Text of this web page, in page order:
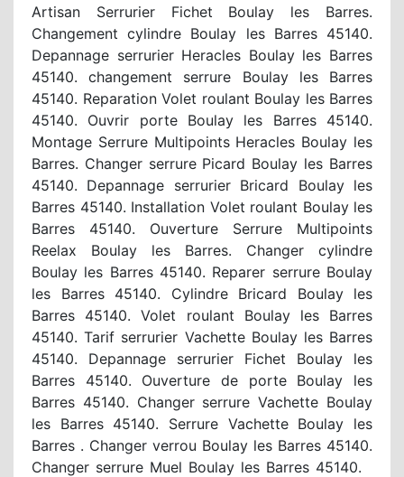
Artisan Serrurier Fichet Boulay les Barres.
Changement cylindre Boulay les Barres 45140.
Depannage serrurier Heracles Boulay les Barres
45140. changement serrure Boulay les Barres
45140. Reparation Volet roulant Boulay les Barres
45140. Ouvrir porte Boulay les Barres 45140.
Montage Serrure Multipoints Heracles Boulay les
Barres. Changer serrure Picard Boulay les Barres
45140. Depannage serrurier Bricard Boulay les
Barres 45140. Installation Volet roulant Boulay les
Barres 45140. Ouverture Serrure Multipoints
Reelax Boulay les Barres. Changer cylindre
Boulay les Barres 45140. Reparer serrure Boulay
les Barres 45140. Cylindre Bricard Boulay les
Barres 45140. Volet roulant Boulay les Barres
45140. Tarif serrurier Vachette Boulay les Barres
45140. Depannage serrurier Fichet Boulay les
Barres 45140. Ouverture de porte Boulay les
Barres 45140. Changer serrure Vachette Boulay
les Barres 45140. Serrure Vachette Boulay les
Barres . Changer verrou Boulay les Barres 45140.
Changer serrure Muel Boulay les Barres 45140.